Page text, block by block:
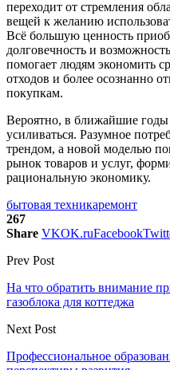
переходит от стремления
вещей к желанию
Всё большую ценность
долговечность и
помогает людям экономить
отходов и более осознанно
покупкам.
Вероятно, в ближайшие годы
усиливаться. Разумное
трендом, а новой моделью
рынок товаров и услуг,
рациональную экономику.
бытовая техникаремонт
267
Share VKOK.ruFacebook
Prev Post
На что обратить внимание
газоблока для коттеджа
Next Post
Профессиональное